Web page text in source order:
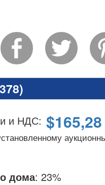
)
и НДС: $165,28
дома: 23%